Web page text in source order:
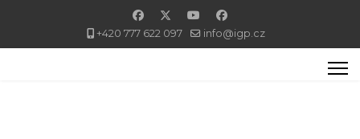
+420 777 622 097 info@igp.cz